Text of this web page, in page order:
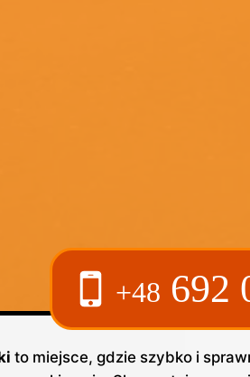
+48 692
to miejsce, gdzie szybko i